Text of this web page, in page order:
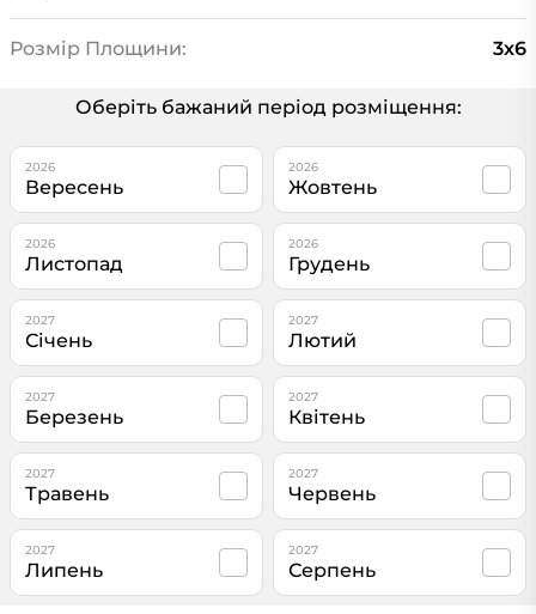
Розмір Площини: 3х6
Оберіть бажаний період розміщення:
2026
Вересень
2026
Жовтень
2026
Листопад
2026
Грудень
2027
Січень
2027
Лютий
2027
Березень
2027
Квітень
2027
Травень
2027
Червень
2027
Липень
2027
Серпень